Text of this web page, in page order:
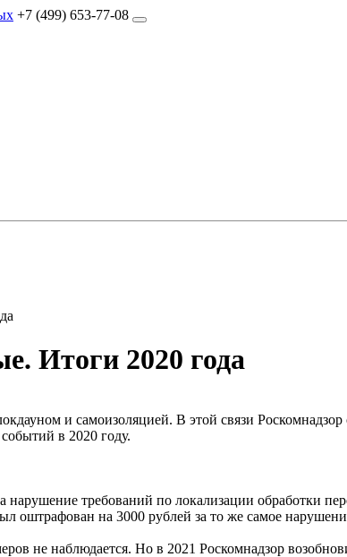
+7 (499) 653-77-08
Итоги 2020 года
и самоизоляцией. В этой связи
в 2020 году.
требований по локализации обработки
оштрафован на 3000 рублей за то же самое
не наблюдается. Но в 2021 Роскомнадзор